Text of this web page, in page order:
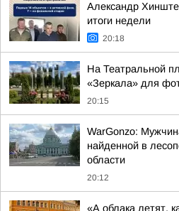
Александр
итоги недели
20:18
На Театральной
«Зеркала» для
20:15
WarGonzo:
найденной в
области
20:12
«А облака летят,